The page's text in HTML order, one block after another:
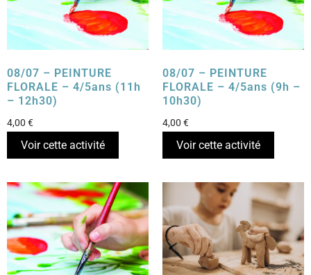
08/07 – PEINTURE
FLORALE – 4/5ans (11h
– 12h30)
4,00 €
Voir cette activité
08/07 – PEINTURE
FLORALE – 4/5ans (9h –
10h30)
4,00 €
Voir cette activité